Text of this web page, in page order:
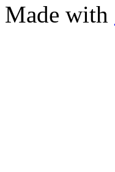
Made with